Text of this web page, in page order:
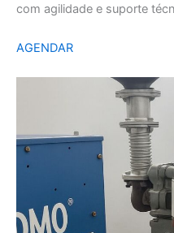
com agilidade e suporte
AGENDAR